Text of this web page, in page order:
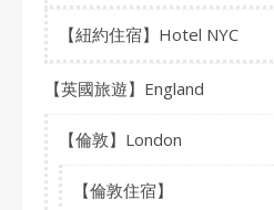
【紐約住宿】Hotel NYC
【英國旅遊】England
【倫敦】London
【倫敦住宿】